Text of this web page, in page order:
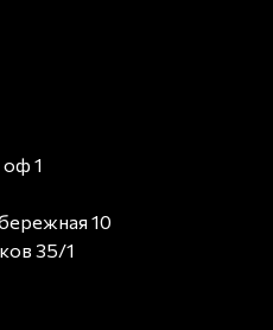
оф 1
10
35/1